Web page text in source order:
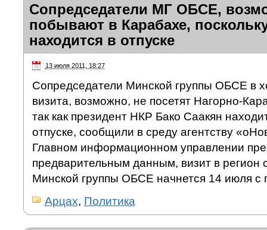
Сопредседатели МГ ОБСЕ,
побывают в Карабахе,
находится в отпуске
13 июля 2011, 18:27
Сопредседатели Минской группы ОБСЕ в
визита, возможно, не посетят Нагорно-
так как президент НКР Бако Саакян
отпуске, сообщили в среду агентству
Главном информационном управлении
предварительным данным, визит в регион
Минской группы ОБСЕ начнется 14 июля с
Арцах, Политика